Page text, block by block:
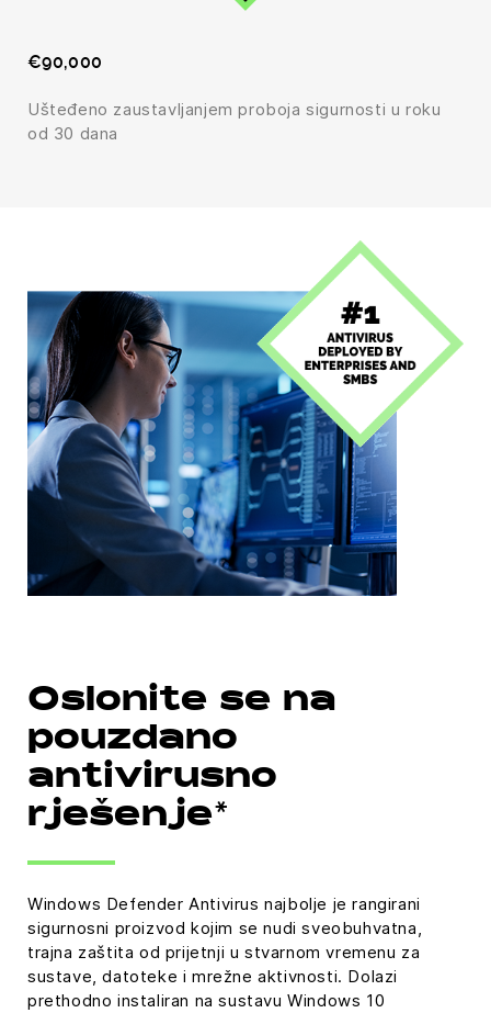
€90,000
Ušteđeno zaustavljanjem proboja sigurnosti u roku
od 30 dana
Oslonite se na
pouzdano
antivirusno
rješenje*
Windows Defender Antivirus najbolje je rangirani
sigurnosni proizvod kojim se nudi sveobuhvatna,
trajna zaštita od prijetnji u stvarnom vremenu za
sustave, datoteke i mrežne aktivnosti. Dolazi
prethodno instaliran na sustavu Windows 10